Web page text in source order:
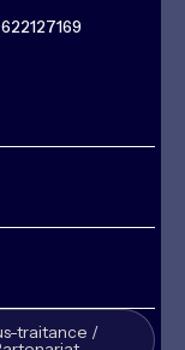
traitance /